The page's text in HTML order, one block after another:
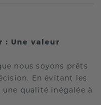
: Une valeur
nous soyons prêts
En évitant les
qualité inégalée à